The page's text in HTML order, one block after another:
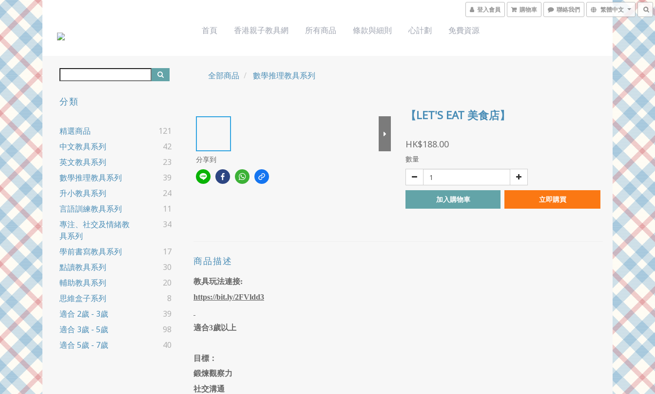
登入會員 購物車 聯絡我們 繁體中文
首頁 香港親子教具網 所有商品 條款與細則 心計劃 免費資源
分類
精選商品
121
中文教具系列
42
英文教具系列
23
數學推理教具系列
39
升小教具系列
24
言語訓練教具系列
11
專注、社交及情緒教
具系列
34
學前書寫教具系列
17
點讀教具系列
30
輔助教具系列
20
思維盒子系列
8
適合 2歲 - 3歲
39
適合 3歲 - 5歲
98
適合 5歲 - 7歲
40
全部商品 數學推理教具系列
分享到
【LET'S EAT 美食店】
HK$188.00
數量
加入購物車 立即購買
商品描述
教具玩法連接:
https://bit.ly/2FVldd3
適合3歲以上
目標：
鍛煉觀察力
社交溝通